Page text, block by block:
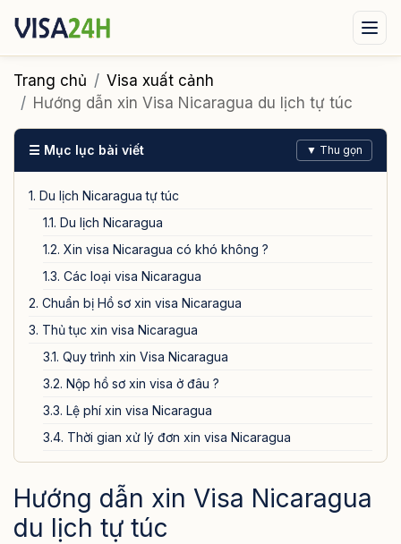
Visa xuất cảnh Visa nhập cảnh
Tư vấn ngay qua Zalo
Trang chủ
Visa xuất cảnh
Hướng dẫn xin Visa Nicaragua du lịch tự túc
☰ Mục lục bài viết ▼ Thu gọn
1. Du lịch Nicaragua tự túc
1.1. Du lịch Nicaragua
1.2. Xin visa Nicaragua có khó không ?
1.3. Các loại visa Nicaragua
2. Chuẩn bị Hồ sơ xin visa Nicaragua
3. Thủ tục xin visa Nicaragua
3.1. Quy trình xin Visa Nicaragua
3.2. Nộp hồ sơ xin visa ở đâu ?
3.3. Lệ phí xin visa Nicaragua
3.4. Thời gian xử lý đơn xin visa Nicaragua
4. Các lưu ý quan trọng khi xin visa Nicaragua du lịch tự
túc
5. Dịch vụ xin visa Nicaragua của Visa24h.vn
Hướng dẫn xin Visa Nicaragua
du lịch tự túc